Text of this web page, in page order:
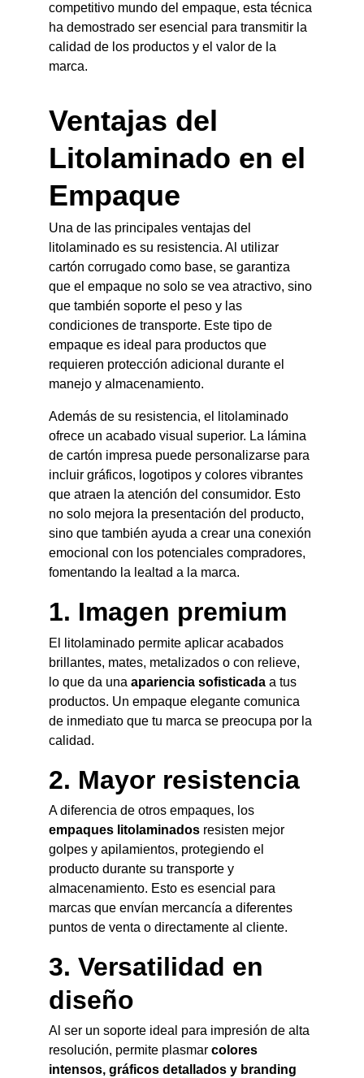
competitivo mundo del empaque, esta técnica
ha demostrado ser esencial para transmitir la
calidad de los productos y el valor de la
marca.
Ventajas del
Litolaminado en el
Empaque
Una de las principales ventajas del
litolaminado es su resistencia. Al utilizar
cartón corrugado como base, se garantiza
que el empaque no solo se vea atractivo, sino
que también soporte el peso y las
condiciones de transporte. Este tipo de
empaque es ideal para productos que
requieren protección adicional durante el
manejo y almacenamiento.
Además de su resistencia, el litolaminado
ofrece un acabado visual superior. La lámina
de cartón impresa puede personalizarse para
incluir gráficos, logotipos y colores vibrantes
que atraen la atención del consumidor. Esto
no solo mejora la presentación del producto,
sino que también ayuda a crear una conexión
emocional con los potenciales compradores,
fomentando la lealtad a la marca.
1. Imagen premium
El litolaminado permite aplicar acabados
brillantes, mates, metalizados o con relieve,
lo que da una apariencia sofisticada a tus
productos. Un empaque elegante comunica
de inmediato que tu marca se preocupa por la
calidad.
2. Mayor resistencia
A diferencia de otros empaques, los
empaques litolaminados resisten mejor
golpes y apilamientos, protegiendo el
producto durante su transporte y
almacenamiento. Esto es esencial para
marcas que envían mercancía a diferentes
puntos de venta o directamente al cliente.
3. Versatilidad en
diseño
Al ser un soporte ideal para impresión de alta
resolución, permite plasmar colores
intensos, gráficos detallados y branding